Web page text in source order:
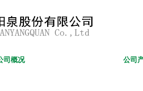
司概况 公司